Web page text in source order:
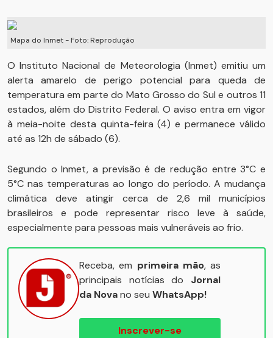
Mapa do Inmet - Foto: Reprodução
O Instituto Nacional de Meteorologia (Inmet) emitiu um
alerta amarelo de perigo potencial para queda de
temperatura em parte do Mato Grosso do Sul e outros 11
estados, além do Distrito Federal. O aviso entra em vigor
à meia-noite desta quinta-feira (4) e permanece válido
até as 12h de sábado (6).
Segundo o Inmet, a previsão é de redução entre 3°C e
5°C nas temperaturas ao longo do período. A mudança
climática deve atingir cerca de 2,6 mil municípios
brasileiros e pode representar risco leve à saúde,
especialmente para pessoas mais vulneráveis ao frio.
Receba, em primeira mão, as
principais notícias do Jornal
da Novano seu WhatsApp!
Inscrever-se